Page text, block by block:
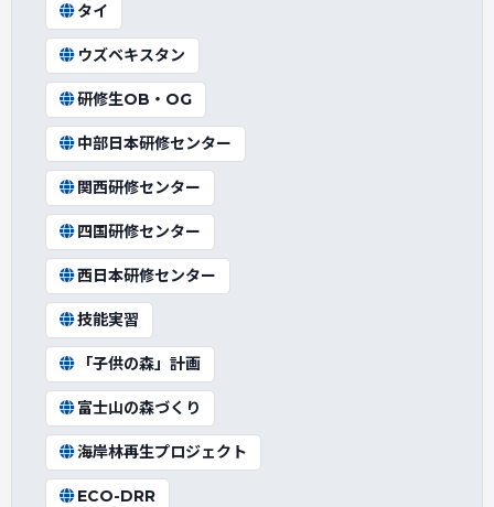
タイ
ウズベキスタン
研修生OB・OG
中部日本研修センター
関西研修センター
四国研修センター
西日本研修センター
技能実習
「子供の森」計画
富士山の森づくり
海岸林再生プロジェクト
ECO-DRR